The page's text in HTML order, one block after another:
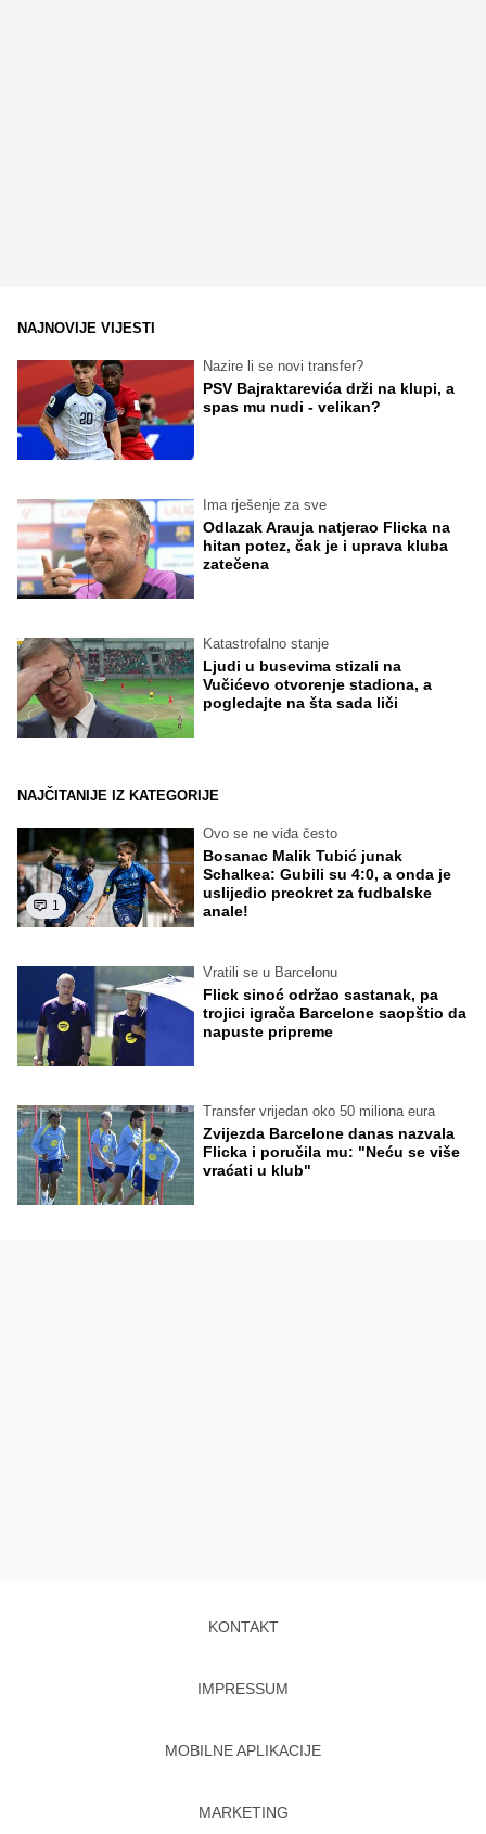
NAJNOVIJE VIJESTI
Nazire li se novi transfer?
PSV Bajraktarevića drži na klupi, a
spas mu nudi - velikan?
Ima rješenje za sve
Odlazak Arauja natjerao Flicka na
hitan potez, čak je i uprava kluba
zatečena
Katastrofalno stanje
Ljudi u busevima stizali na
Vučićevo otvorenje stadiona, a
pogledajte na šta sada liči
NAJČITANIJE IZ KATEGORIJE
1
Ovo se ne viđa često
Bosanac Malik Tubić junak
Schalkea: Gubili su 4:0, a onda je
uslijedio preokret za fudbalske
anale!
Vratili se u Barcelonu
Flick sinoć održao sastanak, pa
trojici igrača Barcelone saopštio da
napuste pripreme
Transfer vrijedan oko 50 miliona eura
Zvijezda Barcelone danas nazvala
Flicka i poručila mu: "Neću se više
vraćati u klub"
KONTAKT
IMPRESSUM
MOBILNE APLIKACIJE
MARKETING